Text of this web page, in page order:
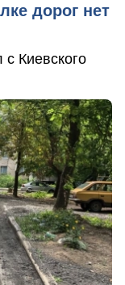
дорог нет
Киевского